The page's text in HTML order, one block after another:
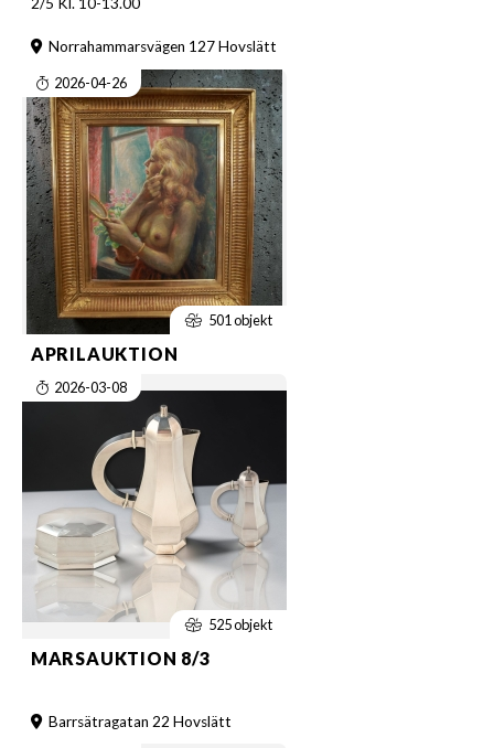
Norrahammarsvägen 127 Hovslätt
2026-04-26
501 objekt
APRILAUKTION
2026-03-08
525 objekt
MARSAUKTION 8/3
Barrsätragatan 22 Hovslätt